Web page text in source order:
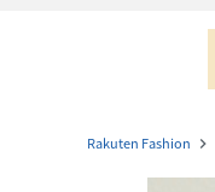
Rakuten Fashion navigate_next